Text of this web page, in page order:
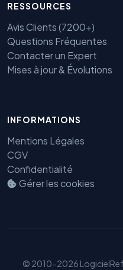
RESSOURCES
Avis Clients (7200+)
Questions Fréquentes
Contacter un Expert
Mises à jour & Évolutions
INFORMATIONS
Mentions Légales
CGV
Confidentialité
Gérer les cookies
© 2010-2026